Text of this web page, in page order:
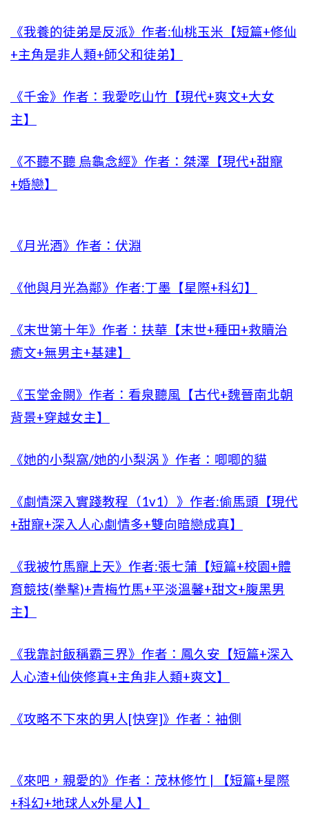
《我養的徒弟是反派》作者:仙桃玉米【短篇+修仙
+主角是非人類+師父和徒弟】
《千金》作者：我愛吃山竹【現代+爽文+大女
主】
《不聽不聽 烏龜念經》作者：桀澤【現代+甜寵
+婚戀】
《月光酒》作者：伏淵
《他與月光為鄰》作者:丁墨【星際+科幻】
《末世第十年》作者：扶華【末世+種田+救贖治
癒文+無男主+基建】
《玉堂金闕》作者：看泉聽風【古代+魏晉南北朝
背景+穿越女主】
《她的小梨窩/她的小梨涡 》作者：唧唧的貓
《劇情深入實踐教程（1v1）》作者:偷馬頭【現代
+甜寵+深入人心劇情多+雙向暗戀成真】
《我被竹馬寵上天》作者:張七蒲【短篇+校園+體
育競技(拳擊)+青梅竹馬+平淡溫馨+甜文+腹黑男
主】
《我靠討飯稱霸三界》作者：鳳久安【短篇+深入
人心渣+仙俠修真+主角非人類+爽文】
《攻略不下來的男人[快穿]》作者：袖側
《來吧，親愛的》作者：茂林修竹 | 【短篇+星際
+科幻+地球人x外星人】